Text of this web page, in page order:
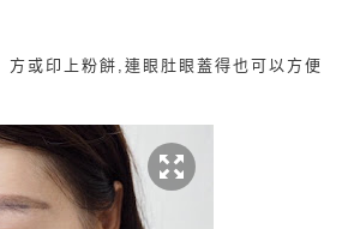
方或印上粉餅,連眼肚眼蓋得也可以方便